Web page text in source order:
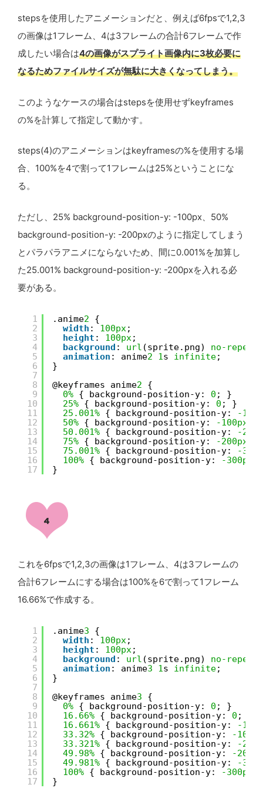
stepsを使用したアニメーションだと、例えば6fpsで1,2,3
の画像は1フレーム、4は3フレームの合計6フレームで作
成したい場合は4の画像がスプライト画像内に3枚必要に
なるためファイルサイズが無駄に大きくなってしまう。
このようなケースの場合はstepsを使用せずkeyframes
の%を計算して指定して動かす。
steps(4)のアニメーションはkeyframesの%を使用する場
合、100%を4で割って1フレームは25%ということにな
る。
ただし、25% background-position-y: -100px、50%
background-position-y: -200pxのように指定してしまう
とパラパラアニメにならないため、間に0.001%を加算し
た25.001% background-position-y: -200pxを入れる必
要がある。
1
2
3
4
5
6
7
8
9
10
11
12
13
14
15
16
17
.anime2
{
width : 100px;
height : 100px;
background : url (sprite.png) no-repeat
animation : anime2 1s infinite;
}
@keyframes anime2
{
0% { background-position-y: 0 ; }
25% { background-position-y: 0 ; }
25.001% { background-position-y:
-
50% { background-position-y: -100px
50.001% { background-position-y:
-
75% { background-position-y: -200px
75.001% { background-position-y:
-
100% { background-position-y: -300px
}
これを6fpsで1,2,3の画像は1フレーム、4は3フレームの
合計6フレームにする場合は100%を6で割って1フレーム
16.66%で作成する。
1
2
3
4
5
6
7
8
9
10
11
12
13
14
15
16
17
.anime3
{
width : 100px;
height : 100px;
background : url (sprite.png) no-repeat
animation : anime3 1s infinite;
}
@keyframes anime3
{
0% { background-position-y: 0 ; }
16.66% { background-position-y: 0 ; }
16.661% { background-position-y:
-
33.32% { background-position-y:
-100px
33.321% { background-position-y:
-
49.98% { background-position-y:
-200px
49.981% { background-position-y:
-
100% { background-position-y: -300px
}